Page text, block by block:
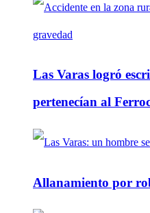
Las Varas logró
pertenecían al
Allanamiento por